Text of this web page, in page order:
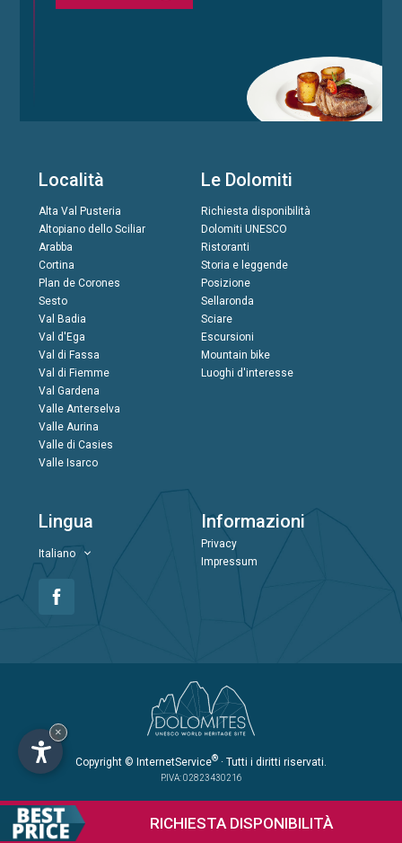
RICHIESTA DISPONIBILITÀ
Località
Alta Val Pusteria
Altopiano dello Sciliar
Arabba
Cortina
Plan de Corones
Sesto
Val Badia
Val d'Ega
Val di Fassa
Val di Fiemme
Val Gardena
Valle Anterselva
Valle Aurina
Valle di Casies
Valle Isarco
Le Dolomiti
Richiesta disponibilità
Dolomiti UNESCO
Ristoranti
Storia e leggende
Posizione
Sellaronda
Sciare
Escursioni
Mountain bike
Luoghi d'interesse
Lingua
Italiano
Informazioni
Privacy
Impressum
Copyright © InternetService® · Tutti i diritti riservati.
P.IVA: 02823430216
×